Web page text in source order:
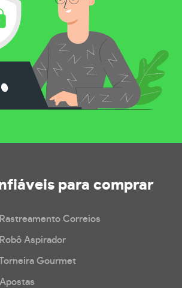
para comprar
Correios
Aspirador
Gourmet